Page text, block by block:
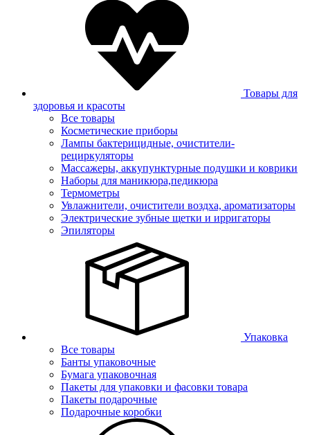
Товары для
здоровья и красоты
Все товары
Косметические приборы
Лампы бактерицидные, очистители-
рециркуляторы
Массажеры, аккупунктурные подушки и коврики
Наборы для маникюра,педикюра
Термометры
Увлажнители, очистители воздха, ароматизаторы
Электрические зубные щетки и ирригаторы
Эпиляторы
Упаковка
Все товары
Банты упаковочные
Бумага упаковочная
Пакеты для упаковки и фасовки товара
Пакеты подарочные
Подарочные коробки